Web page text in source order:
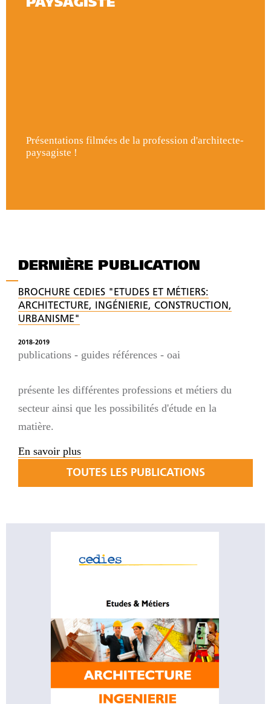
PAYSAGISTE
Présentations filmées de la profession d'architecte-
paysagiste !
DERNIÈRE PUBLICATION
BROCHURE CEDIES "ETUDES ET MÉTIERS:
ARCHITECTURE, INGÉNIERIE, CONSTRUCTION,
URBANISME"
2018-2019
publications - guides références - oai
présente les différentes professions et métiers du
secteur ainsi que les possibilités d'étude en la
matière.
En savoir plus
TOUTES LES PUBLICATIONS